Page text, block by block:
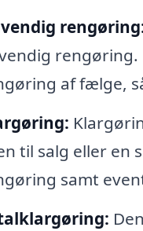
rengøring.
af fælge,
til salg eller en
samt